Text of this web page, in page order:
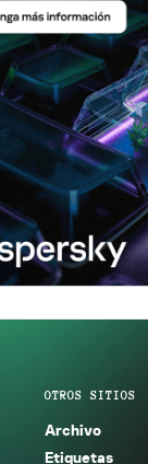
OTROS SITIOS
Archivo
Etiquetas